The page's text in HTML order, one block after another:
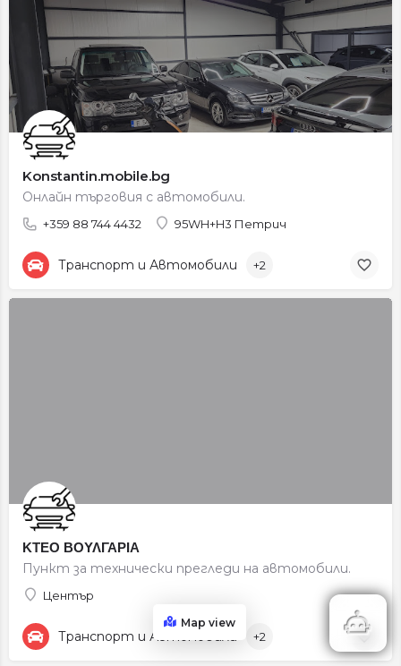
Konstantin.mobile.bg
Онлайн търговия с автомобили.
+359 88 744 4432 95WH+H3 Петрич
Транспорт и Автомобили +2
ΚΤΕΟ ΒΟΥΛΓΑΡΙΑ
Пункт за технически прегледи на автомобили.
Център
Транспорт и Автомобили +2
Map view